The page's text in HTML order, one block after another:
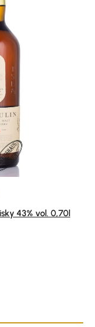
43% vol. 0,70l